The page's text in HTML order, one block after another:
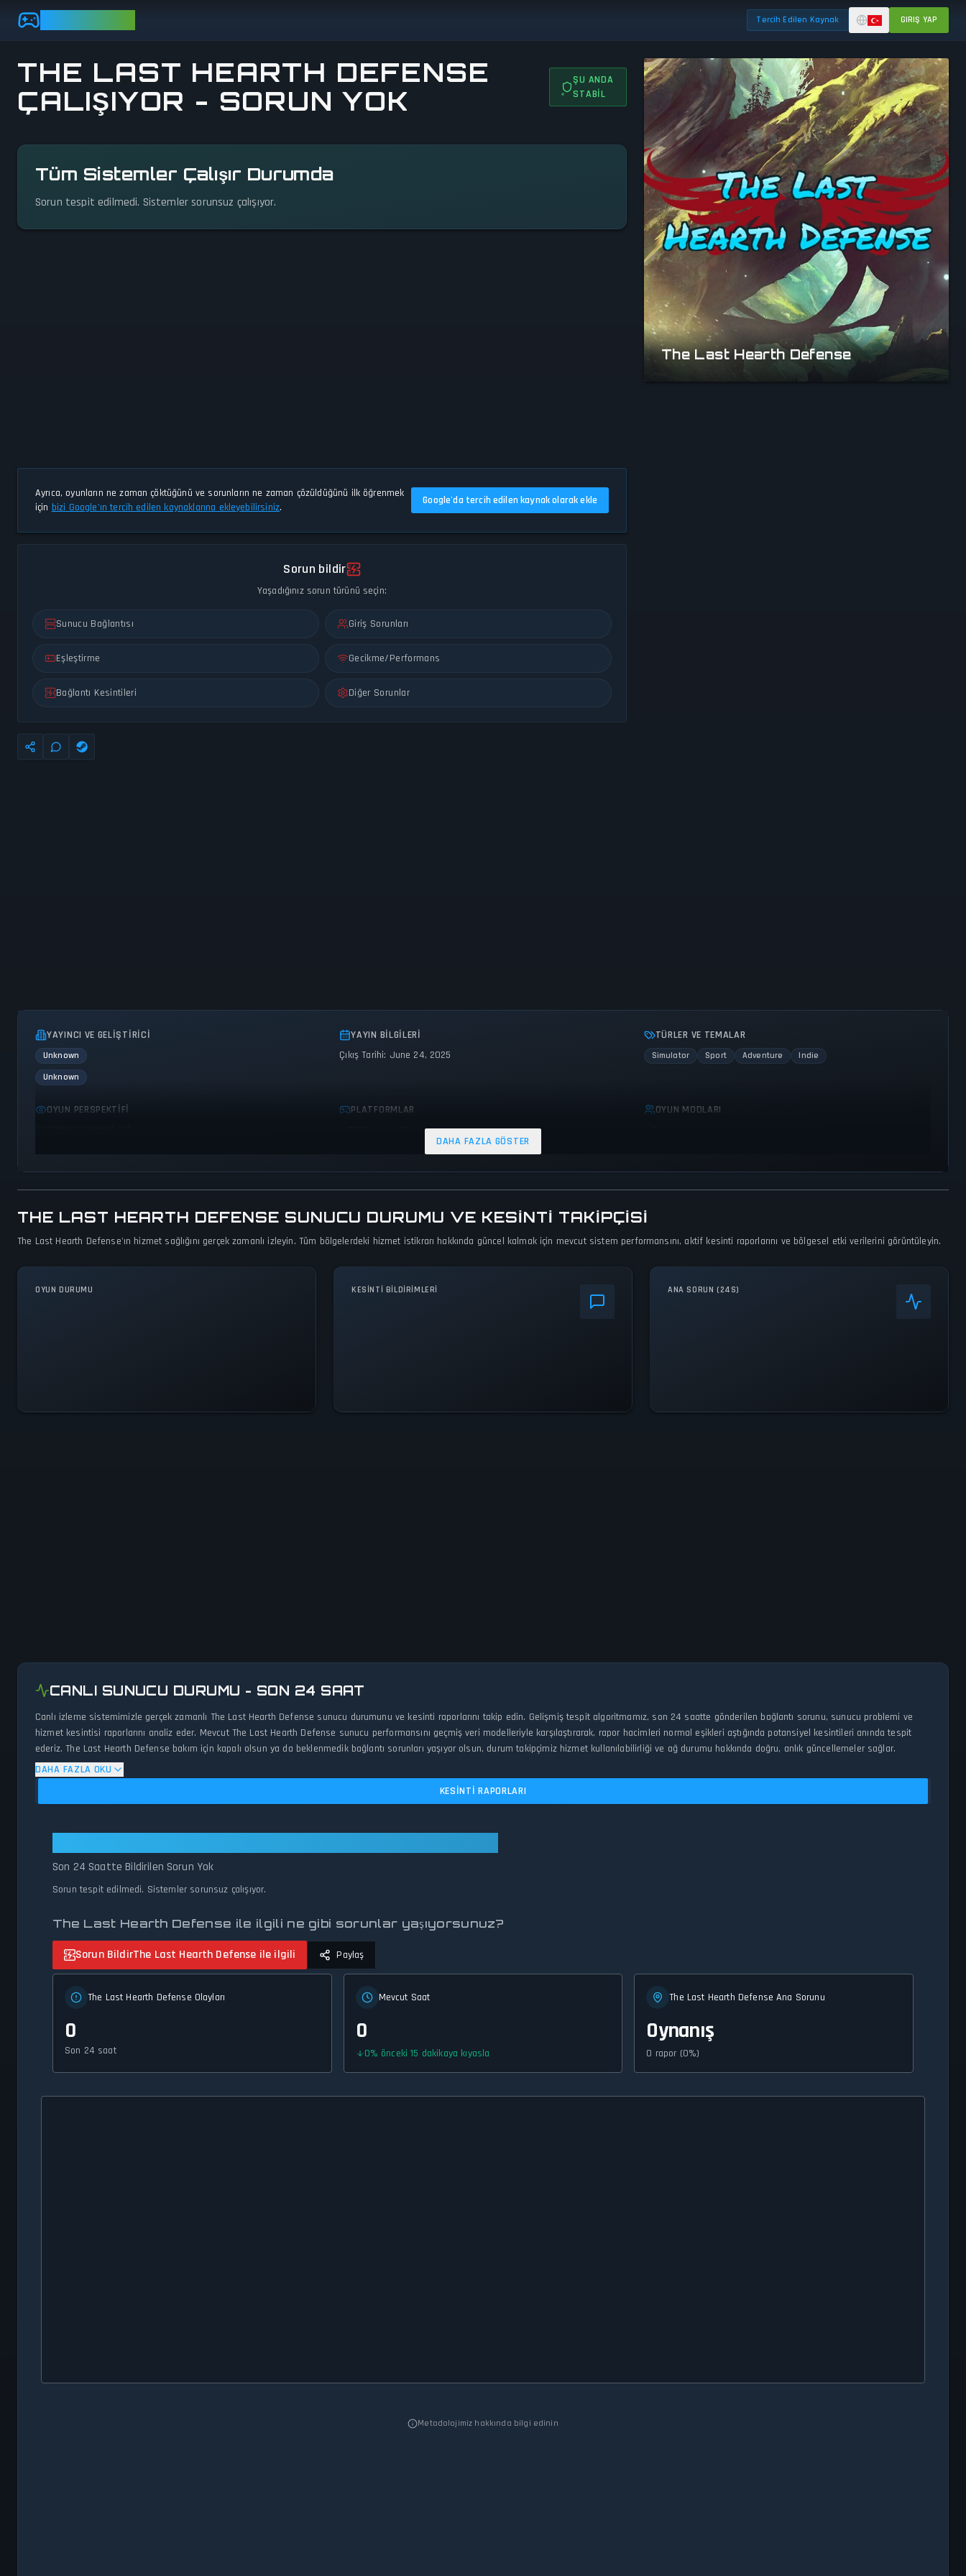
Skip to main content Tercih Edilen Kaynak GIRIŞ YAP
THE LAST HEARTH DEFENSE
ÇALIŞIYOR - SORUN YOK
ŞU ANDA
STABIL
Tüm Sistemler Çalışır Durumda
Sorun tespit edilmedi. Sistemler sorunsuz çalışıyor.
Ayrıca, oyunların ne zaman çöktüğünü ve sorunların ne zaman çözüldüğünü ilk öğrenmek
için bizi Google'ın tercih edilen kaynaklarına ekleyebilirsiniz.
Google'da tercih edilen kaynak olarak ekle
Sorun bildir
Yaşadığınız sorun türünü seçin:
Sunucu Bağlantısı Giriş Sorunları
Eşleştirme Gecikme/Performans
Bağlantı Kesintileri Diğer Sorunlar
The Last Hearth Defense
YAYINCI VE GELIŞTIRICI
Unknown
Unknown
YAYIN BILGILERI
Çıkış Tarihi: June 24, 2025
TÜRLER VE TEMALAR
Simulator Sport Adventure Indie
OYUN PERSPEKTIFI PLATFORMLAR
PC (Microsoft Windows)
OYUN MODLARI
DAHA FAZLA GÖSTER
THE LAST HEARTH DEFENSE SUNUCU DURUMU VE KESINTI TAKIPÇISI
The Last Hearth Defense'ın hizmet sağlığını gerçek zamanlı izleyin. Tüm bölgelerdeki hizmet istikrarı hakkında güncel kalmak için mevcut sistem performansını, aktif kesinti raporlarını ve bölgesel etki verilerini görüntüleyin.
OYUN DURUMU KESINTI BILDIRIMLERI ANA SORUN (24S)
CANLI SUNUCU DURUMU - SON 24 SAAT
Canlı izleme sistemimizle gerçek zamanlı The Last Hearth Defense sunucu durumunu ve kesinti raporlarını takip edin. Gelişmiş tespit algoritmamız, son 24 saatte gönderilen bağlantı sorunu, sunucu problemi ve
hizmet kesintisi raporlarını analiz eder. Mevcut The Last Hearth Defense sunucu performansını geçmiş veri modelleriyle karşılaştırarak, rapor hacimleri normal eşikleri aştığında potansiyel kesintileri anında tespit
ederiz. The Last Hearth Defense bakım için kapalı olsun ya da beklenmedik bağlantı sorunları yaşıyor olsun, durum takipçimiz hizmet kullanılabilirliği ve ağ durumu hakkında doğru, anlık güncellemeler sağlar.
DAHA FAZLA OKU
KESINTI RAPORLARI
Son 24 Saatte Bildirilen Sorun Yok
Sorun tespit edilmedi. Sistemler sorunsuz çalışıyor.
The Last Hearth Defense ile ilgili ne gibi sorunlar yaşıyorsunuz?
Sorun BildirThe Last Hearth Defense ile ilgili Paylaş
The Last Hearth Defense Olayları
0
Son 24 saat
Mevcut Saat
0
0% önceki 15 dakikaya kıyasla
The Last Hearth Defense Ana Sorunu
Oynanış
0 rapor (0%)
Metodolojimiz hakkında bilgi edinin